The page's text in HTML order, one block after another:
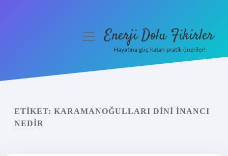
Yasal Uyarı
menüyüEnerji Dolu Fikirler
Hayatına güç katan pratik öneriler!
ETIKET: KARAMANOĞULLARI DINI INANCI
NEDIR